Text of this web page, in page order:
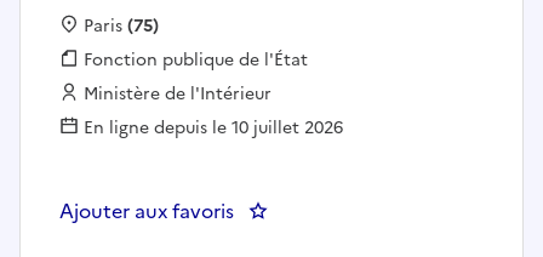
Localisation :
Paris(75)
Fonction publique :
Fonction publique de l'État
Employeur :
Ministère de l'Intérieur
En ligne depuis le 10 juillet 2026
Ajouter aux favoris : Sous-directeur des